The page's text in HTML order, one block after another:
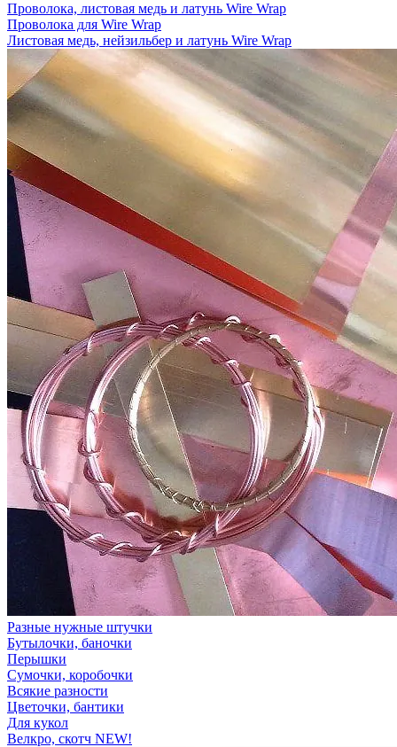
Проволока, листовая медь и латунь Wire Wrap
Проволока для Wire Wrap
Листовая медь, нейзильбер и латунь Wire Wrap
Разные нужные штучки
Бутылочки, баночки
Перышки
Сумочки, коробочки
Всякие разности
Цветочки, бантики
Для кукол
Велкро, скотч NEW!